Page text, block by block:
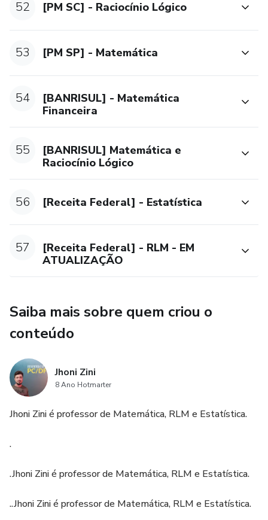
52 [PM SC] - Raciocínio Lógico
53 [PM SP] - Matemática
54
[BANRISUL] - Matemática
Financeira
55
[BANRISUL] Matemática e
Raciocínio Lógico
56 [Receita Federal] - Estatística
57
[Receita Federal] - RLM - EM
ATUALIZAÇÃO
Saiba mais sobre quem criou o
conteúdo
Jhoni Zini
8 Ano Hotmarter
Jhoni Zini é professor de Matemática, RLM e Estatística.
.
.Jhoni Zini é professor de Matemática, RLM e Estatística.
..Jhoni Zini é professor de Matemática, RLM e Estatística.